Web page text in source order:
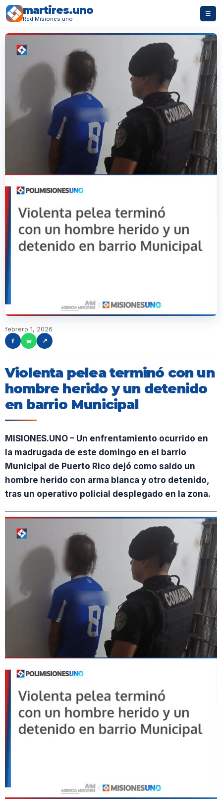
martires.uno
Red Misiones.uno
☰
febrero 1, 2026
f
w ↗
Violenta pelea terminó con un
hombre herido y un detenido
en barrio Municipal
MISIONES.UNO – Un enfrentamiento ocurrido en
la madrugada de este domingo en el barrio
Municipal de Puerto Rico dejó como saldo un
hombre herido con arma blanca y otro detenido,
tras un operativo policial desplegado en la zona.